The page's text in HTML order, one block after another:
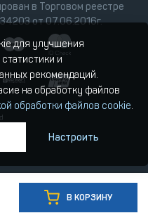
В КОРЗИНУ
в Торговом реестре
от 07.06.2016г.
для улучшения
и
рекомендаций.
на обработку файлов
обработки файлов cookie.
Настроить